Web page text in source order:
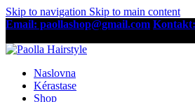
Skip to navigation Skip to main content
Email: paollashop@gmail.com Kontakt:
Naslovna
Kérastase
Shop